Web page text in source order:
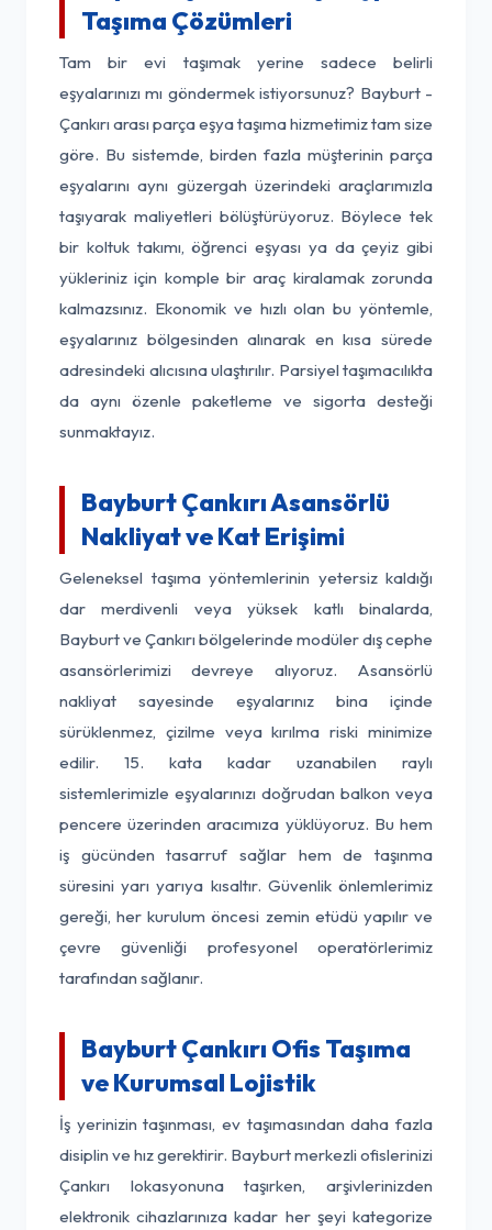
Taşıma Çözümleri
Tam bir evi taşımak yerine sadece belirli
eşyalarınızı mı göndermek istiyorsunuz? Bayburt -
Çankırı arası parça eşya taşıma hizmetimiz tam size
göre. Bu sistemde, birden fazla müşterinin parça
eşyalarını aynı güzergah üzerindeki araçlarımızla
taşıyarak maliyetleri bölüştürüyoruz. Böylece tek
bir koltuk takımı, öğrenci eşyası ya da çeyiz gibi
yükleriniz için komple bir araç kiralamak zorunda
kalmazsınız. Ekonomik ve hızlı olan bu yöntemle,
eşyalarınız bölgesinden alınarak en kısa sürede
adresindeki alıcısına ulaştırılır. Parsiyel taşımacılıkta
da aynı özenle paketleme ve sigorta desteği
sunmaktayız.
Bayburt Çankırı Asansörlü
Nakliyat ve Kat Erişimi
Geleneksel taşıma yöntemlerinin yetersiz kaldığı
dar merdivenli veya yüksek katlı binalarda,
Bayburt ve Çankırı bölgelerinde modüler dış cephe
asansörlerimizi devreye alıyoruz. Asansörlü
nakliyat sayesinde eşyalarınız bina içinde
sürüklenmez, çizilme veya kırılma riski minimize
edilir. 15. kata kadar uzanabilen raylı
sistemlerimizle eşyalarınızı doğrudan balkon veya
pencere üzerinden aracımıza yüklüyoruz. Bu hem
iş gücünden tasarruf sağlar hem de taşınma
süresini yarı yarıya kısaltır. Güvenlik önlemlerimiz
gereği, her kurulum öncesi zemin etüdü yapılır ve
çevre güvenliği profesyonel operatörlerimiz
tarafından sağlanır.
Bayburt Çankırı Ofis Taşıma
ve Kurumsal Lojistik
İş yerinizin taşınması, ev taşımasından daha fazla
disiplin ve hız gerektirir. Bayburt merkezli ofislerinizi
Çankırı lokasyonuna taşırken, arşivlerinizden
elektronik cihazlarınıza kadar her şeyi kategorize